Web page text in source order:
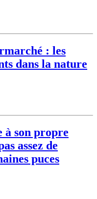
: les
dans la nature
à son propre
assez de
puces